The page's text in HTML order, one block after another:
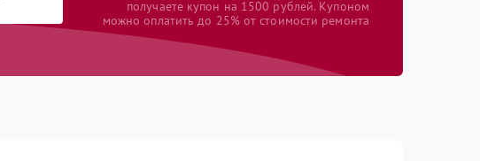
получаете купон на 1500 рублей. Купоном
можно оплатить до 25% от стоимости ремонта